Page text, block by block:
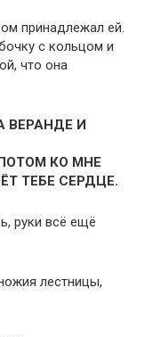
принадлежал ей.
с кольцом и
что она
ВЕРАНДЕ И
КО МНЕ
ТЕБЕ СЕРДЦЕ.
руки всё ещё
лестницы,